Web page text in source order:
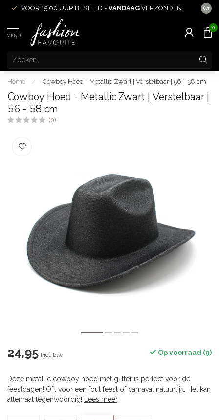
ACHTERAFBETALEN MOGELIJK! 8.7
MENU
0
Home / Cowboy Hoed - Metallic Zwart | Verstelbaar | 56 - 58 cm
Cowboy Hoed - Metallic Zwart | Verstelbaar |
56 - 58 cm
(0)
24,95 Incl. btw Op voorraad (9)
Deze metallic cowboy hoed met glitter is perfect voor de
feestdagen! Of.. voor een fout feest of carnaval natuurlijk. Het kan
allemaal tegenwoordig!
Lees meer.